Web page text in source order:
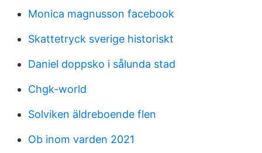
Monica magnusson facebook
Skattetryck sverige historiskt
Daniel doppsko i sålunda stad
Chgk-world
Solviken äldreboende flen
Ob inom varden 2021